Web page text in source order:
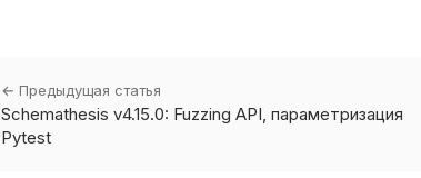
← Предыдущая статья
Schemathesis v4.15.0: Fuzzing API, параметризация
Pytest